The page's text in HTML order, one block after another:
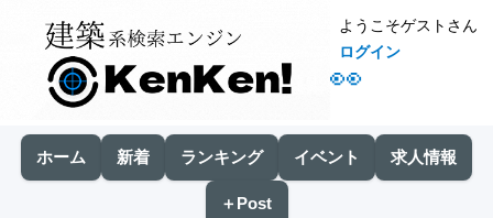
👀
ようこそゲストさん
ログイン
ホーム 新着 ランキング イベント 求人情報
＋Post